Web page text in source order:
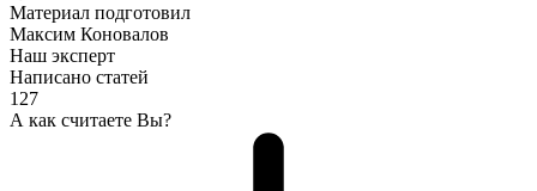
Материал подготовил
Максим Коновалов
Наш эксперт
Написано статей
127
А как считаете Вы?